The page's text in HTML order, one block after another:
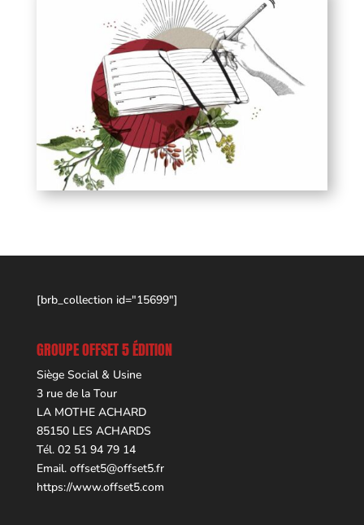
[brb_collection id="15699"]
GROUPE OFFSET 5 ÉDITION
Siège Social & Usine
3 rue de la Tour
LA MOTHE ACHARD
85150 LES ACHARDS
Tél. 02 51 94 79 14
Email. offset5@offset5.fr
https://www.offset5.com